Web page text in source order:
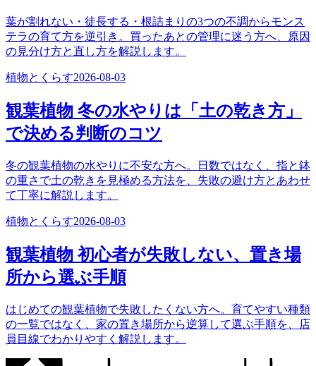
葉が割れない・徒長する・根詰まりの3つの不調からモンス
テラの育て方を逆引き。買ったあとの管理に迷う方へ、原因
の見分け方と直し方を解説します。
植物とくらす2026-08-03
観葉植物 冬の水やりは「土の乾き方」
で決める判断のコツ
冬の観葉植物の水やりに不安な方へ。日数ではなく、指と鉢
の重さで土の乾きを見極める方法を、失敗の避け方とあわせ
て丁寧に解説します。
植物とくらす2026-08-03
観葉植物 初心者が失敗しない、置き場
所から選ぶ手順
はじめての観葉植物で失敗したくない方へ。育てやすい種類
の一覧ではなく、家の置き場所から逆算して選ぶ手順を、店
員目線でわかりやすく解説します。